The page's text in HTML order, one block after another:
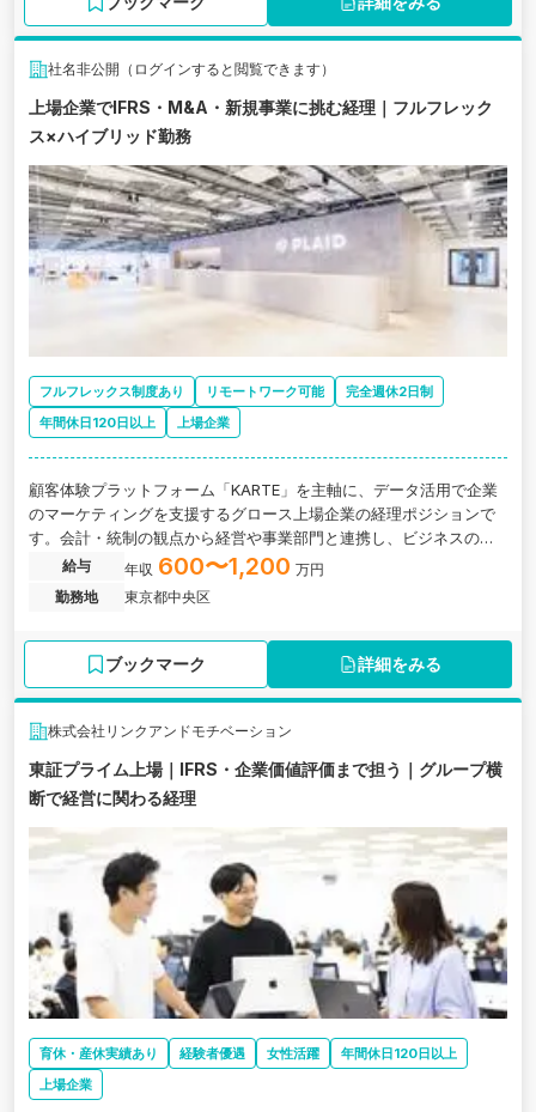
社名非公開（ログインすると閲覧できます）
上場企業でIFRS・M&A・新規事業に挑む経理｜フルフレック
ス×ハイブリッド勤務
フルフレックス制度あり リモートワーク可能
完全週休2日制
年間休日120日以上
上場企業
顧客体験プラットフォーム「KARTE」を主軸に、データ活用で企業
のマーケティングを支援するグロース上場企業の経理ポジションで
す。会計・統制の観点から経営や事業部門と連携し、ビジネスの推
進に深く関われます。
給与 年収 600〜1,200 万円
勤務地
東京都中央区
ブックマーク 詳細をみる
株式会社リンクアンドモチベーション
東証プライム上場｜IFRS・企業価値評価まで担う｜グループ横
断で経営に関わる経理
育休・産休実績あり 経験者優遇 女性活躍
年間休日120日以上
上場企業